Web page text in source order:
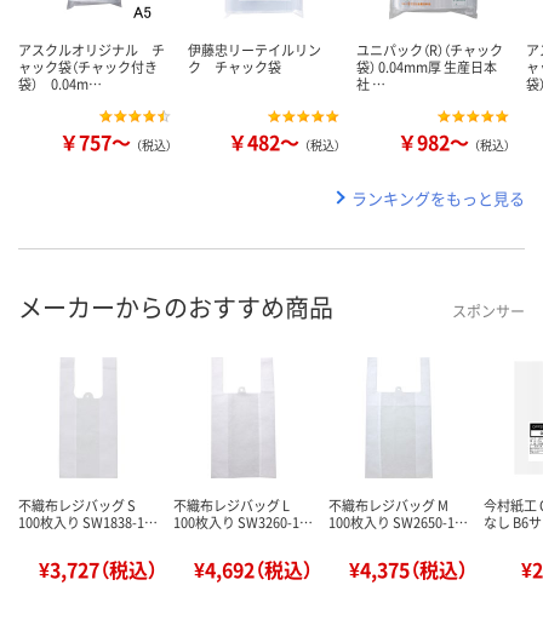
アスクルオリジナル チ
ャック袋（チャック付き
袋） 0.04m…
￥757～ （税込）
伊藤忠リーテイルリン
ク チャック袋
￥482～ （税込）
ユニパック（R）（チャック
袋） 0.04mm厚 生産日本
社 …
￥982～ （税込）
ャ
ランキングをもっと見る
メーカーからのおすすめ商品 スポンサー
不織布レジバッグ S
100枚入り SW1838-1…
¥3,727（税込）
不織布レジバッグ L
100枚入り SW3260-1…
¥4,692（税込）
不織布レジバッグ M
100枚入り SW2650-1…
¥4,375（税込）
今村紙工
なし B6